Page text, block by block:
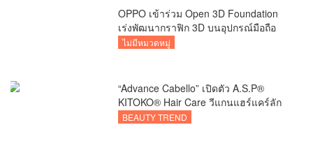
OPPO เข้าร่วม Open 3D Foundation
เร่งพัฒนากราฟิก 3D บนอุปกรณ์มือถือ
ไม่มีหมวดหมู่
“Advance Cabello” เปิดตัว A.S.P®
KITOKO® Hair Care วีแกนแฮร์แคร์ลัก
ชัวรีจากอังกฤษ ยกระดับการดูแลเส้นผม
BEAUTY TREND